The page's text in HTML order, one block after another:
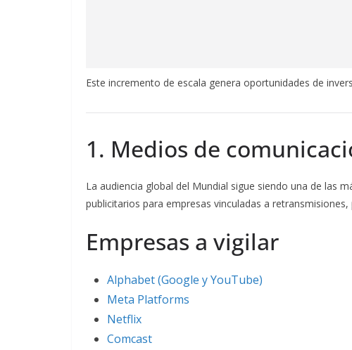
Este incremento de escala genera oportunidades de
1. Medios de
La audiencia global del Mundial sigue siendo una de las
publicitarios para empresas vinculadas a
Empresas a vigilar
Alphabet (Google y YouTube)
Meta Platforms
Netflix
Comcast